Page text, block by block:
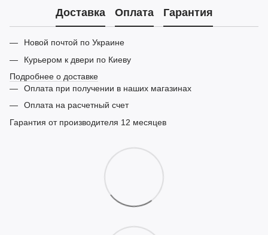
Доставка Оплата Гарантия
Новой почтой по Украине
Курьером к двери по Киеву
Подробнее о доставке
Оплата при получении в наших магазинах
Оплата на расчетный счет
Гарантия от производителя 12 месяцев